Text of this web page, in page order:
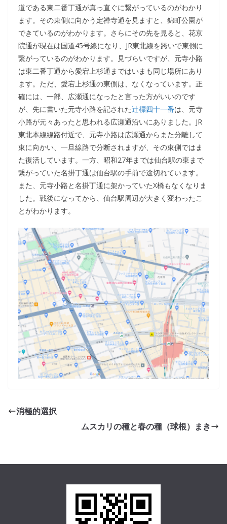
道である東二番丁通が真っ直ぐに繋がっているのがわかり
ます。その東側に向かう定禅寺通を見ますと、錦町公園が
できているのがわかります。さらにその先を見ると、花京
院通が現在は国道45号線になり、JR東北線を跨いで東側に
繋がっているのがわかります。見づらいですが、元寺小路
は東二番丁通から愛宕上杉通まではいまも同じ場所にあり
ます。ただ、愛宕上杉通の東側は、なくなっています。正
確には、一部、広瀬通になったと言った方がいいのです
が、先に書いた元寺小路を記された辻標四十一番は、元寺
小路が元々あったと思われる広瀬通沿いにありました。JR
東北本線線路付近で、元寺小路は広瀬通からまた分離して
東に向かい、一旦線路で分断されますが、その東側ではま
た復活しています。一方、昭和27年までは仙台駅の東まで
繋がっていた名掛丁通は仙台駅の手前で途切れています。
また、元寺小路と名掛丁通に架かっていたX橋もなくなりま
した。戦後になってから、仙台駅周辺が大きく変わったこ
とがわかります。
消極的選択
ムスカリの種と春の種（球根）まき